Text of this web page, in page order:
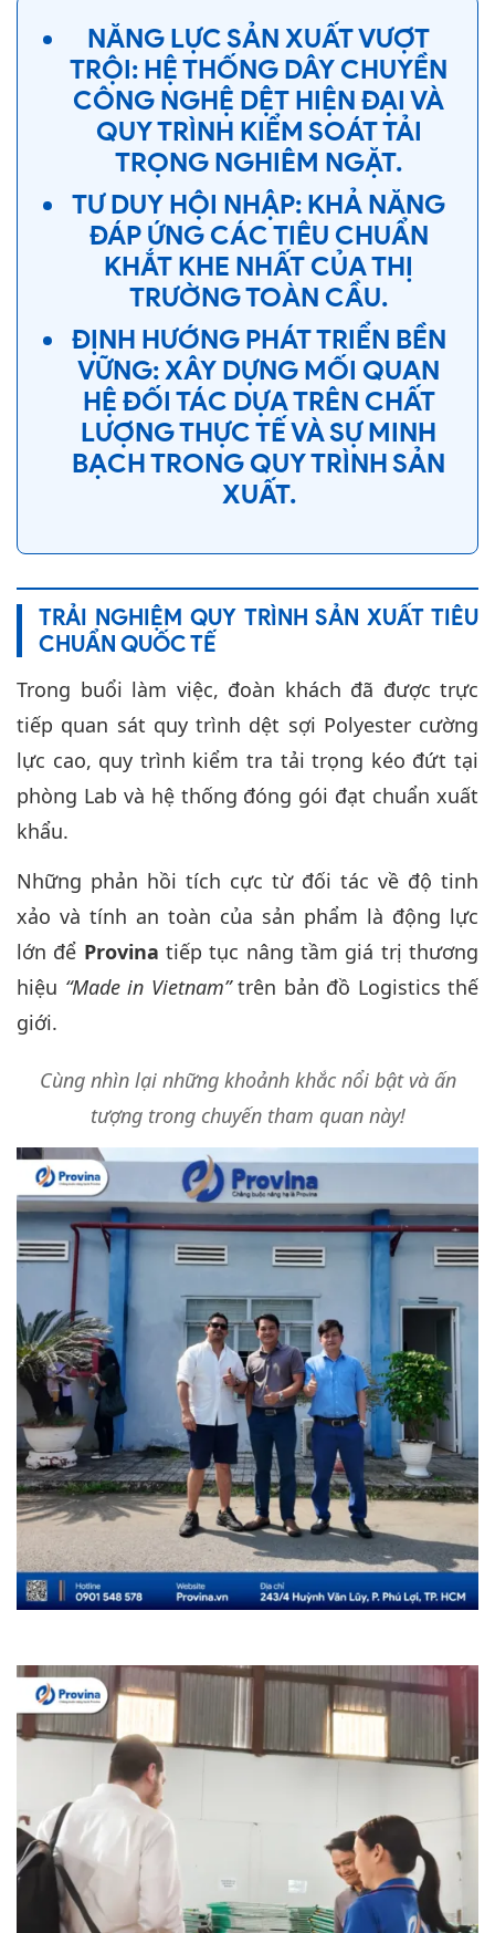
NĂNG LỰC SẢN XUẤT VƯỢT
TRỘI: HỆ THỐNG DÂY CHUYỀN
CÔNG NGHỆ DỆT HIỆN ĐẠI VÀ
QUY TRÌNH KIỂM SOÁT TẢI
TRỌNG NGHIÊM NGẶT.
TƯ DUY HỘI NHẬP: KHẢ NĂNG
ĐÁP ỨNG CÁC TIÊU CHUẨN
KHẮT KHE NHẤT CỦA THỊ
TRƯỜNG TOÀN CẦU.
ĐỊNH HƯỚNG PHÁT TRIỂN BỀN
VỮNG:XÂY DỰNG MỐI QUAN
HỆ ĐỐI TÁC DỰA TRÊN CHẤT
LƯỢNG THỰC TẾ VÀ SỰ MINH
BẠCH TRONG QUY TRÌNH SẢN
XUẤT.
TRẢI NGHIỆM QUY TRÌNH SẢN XUẤT TIÊU
CHUẨN QUỐC TẾ
Trong buổi làm việc, đoàn khách đã được trực
tiếp quan sát quy trình dệt sợi Polyester cường
lực cao, quy trình kiểm tra tải trọng kéo đứt tại
phòng Lab và hệ thống đóng gói đạt chuẩn xuất
khẩu.
Những phản hồi tích cực từ đối tác về độ tinh
xảo và tính an toàn của sản phẩm là động lực
lớn để Provina tiếp tục nâng tầm giá trị thương
hiệu “Made in Vietnam”trên bản đồ Logistics thế
giới.
Cùng nhìn lại những khoảnh khắc nổi bật và ấn
tượng trong chuyến tham quan này!